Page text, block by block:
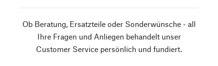
Ob Beratung, Ersatzteile oder Sonderwünsche - all
Ihre Fragen und Anliegen behandelt unser
Customer Service persönlich und fundiert.